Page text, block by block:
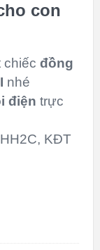
con
chiếc đồng
nhé
điện trực
KĐT